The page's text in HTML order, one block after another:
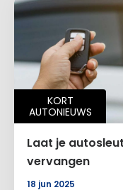
KORT
AUTONIEUWS
Laat je
vervangen
18 jun 2025